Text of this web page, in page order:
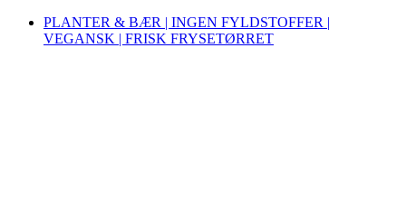
PLANTER & BÆR | INGEN FYLDSTOFFER |
VEGANSK | FRISK FRYSETØRRET